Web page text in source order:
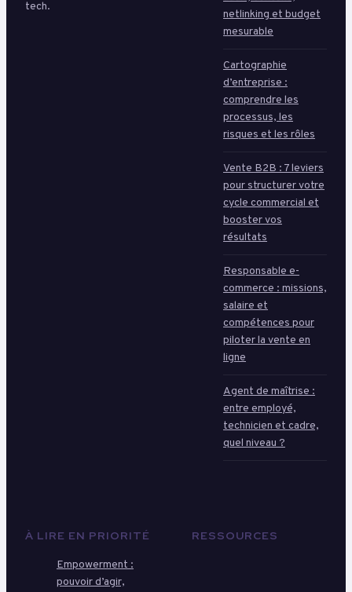
tech.
netlinking et budget
mesurable
Cartographie
d’entreprise :
comprendre les
processus, les
risques et les rôles
Vente B2B : 7 leviers
pour structurer votre
cycle commercial et
booster vos
résultats
Responsable e-
commerce : missions,
salaire et
compétences pour
piloter la vente en
ligne
Agent de maîtrise :
entre employé,
technicien et cadre,
quel niveau ?
À LIRE EN PRIORITÉ
Empowerment :
pouvoir d’agir,
RESSOURCES